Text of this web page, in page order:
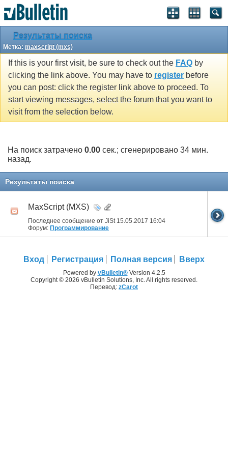
Результаты поиска
Метка: maxscript (mxs)
If this is your first visit, be sure to check out the FAQ by
clicking the link above. You may have to register before
you can post: click the register link above to proceed. To
start viewing messages, select the forum that you want to
visit from the selection below.
На поиск затрачено 0.00 сек.; сгенерировано 34 мин.
назад.
Результаты поиска
MaxScript (MXS)
Последнее сообщение от JiSt 15.05.2017 16:04
Форум: Программирование
Вход Регистрация Полная версия Вверх
Powered by vBulletin®Version 4.2.5
Copyright © 2026 vBulletin Solutions, Inc. All rights reserved.
Перевод: zCarot